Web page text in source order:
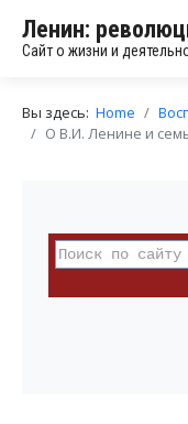
Ленин:
Сайт о жизни и
Вы здесь: Home
О В.И. Ленине и